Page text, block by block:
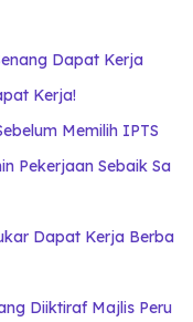
Dapat Kerja
Kerja!
Memilih IPTS
Pekerjaan Sebaik Sa
Dapat Kerja Berba
Diiktiraf Majlis Peru